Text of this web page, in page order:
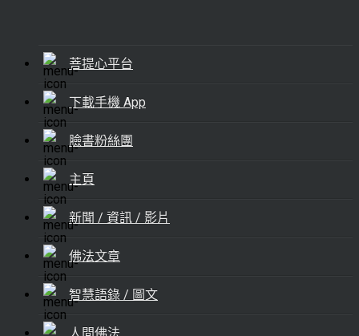
菩提心平台
下載手機 App
臉書粉絲團
主頁
新聞 / 資訊 / 影片
佛法文章
智慧語錄 / 圖文